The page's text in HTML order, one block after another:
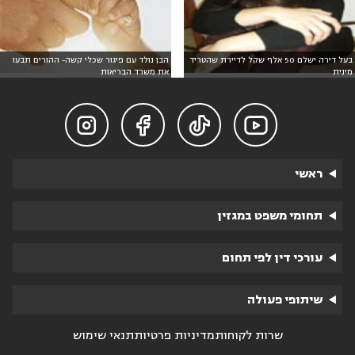
בעל דירה ישלם 50 אלף שקל לדיירת שהטריד
מינית
הבן נולד עם פיגור שכלי קשה- ההורים תבעו
את משרד הבריאות




ראשי
תחומי משפט במגזין
עורכי דין לפי תחום
שיתופי פעולה
שרות לקוחותמדיניות פרטיותתנאי שימוש